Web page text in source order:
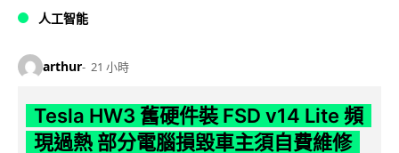
人工智能
arthur 21 小時
Tesla HW3 舊硬件裝 FSD v14 Lite 頻
現過熱 部分電腦損毀車主須自費維修